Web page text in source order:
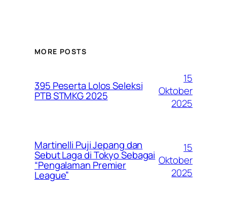
MORE POSTS
395 Peserta Lolos Seleksi
PTB STMKG 2025
15
Oktober
2025
Martinelli Puji Jepang dan
Sebut Laga di Tokyo Sebagai
“Pengalaman Premier
League”
15
Oktober
2025